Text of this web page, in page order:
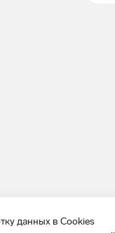
данных в Cookies